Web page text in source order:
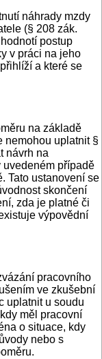
náhrady mzdy
(§ 208 zák.
postup
v práci na jeho
a které se
na základě
nemohou uplatnit §
návrh na
uvedeném případě
Tato ustanovení se
skončení
zda je platné či
výpovědní
pracovního
ve zkušební
uplatnit u soudu
měl pracovní
o situace, kdy
nebo s